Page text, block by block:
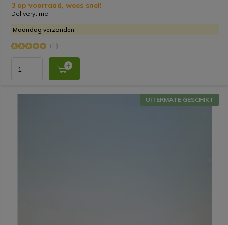
3 op voorraad, wees snel!
Deliverytime
Maandag verzonden
(1)
UITERMATE GESCHIKT